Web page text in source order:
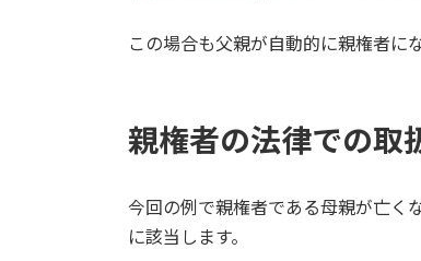
この場合も父親が自動的に親権者に
親権者の法律での取
今回の例で親権者である母親が亡く
に該当します。